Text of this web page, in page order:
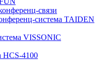
связи
система TAIDEN
VISSONIC
HCS-4100